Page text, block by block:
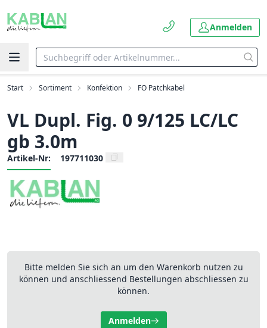
Anmelden
Start Sortiment Konfektion FO Patchkabel
VL Dupl. Fig. 0 9/125 LC/LC
gb 3.0m
Artikel-Nr: 197711030
Bitte melden Sie sich an um den Warenkorb nutzen zu
können und anschliessend Bestellungen abschliessen zu
können.
Anmelden